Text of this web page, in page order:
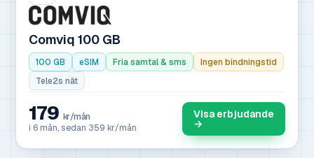
Comviq 100 GB
100 GB eSIM Fria samtal & sms
Ingen bindningstid
Tele2s nät
179 kr/mån
i 6 mån, sedan 359 kr/mån
Visa erbjudande
→